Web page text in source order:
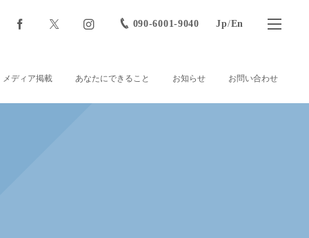
090-6001-9040 Jp/En
メディア掲載 あなたにできること お知らせ お問い合わせ